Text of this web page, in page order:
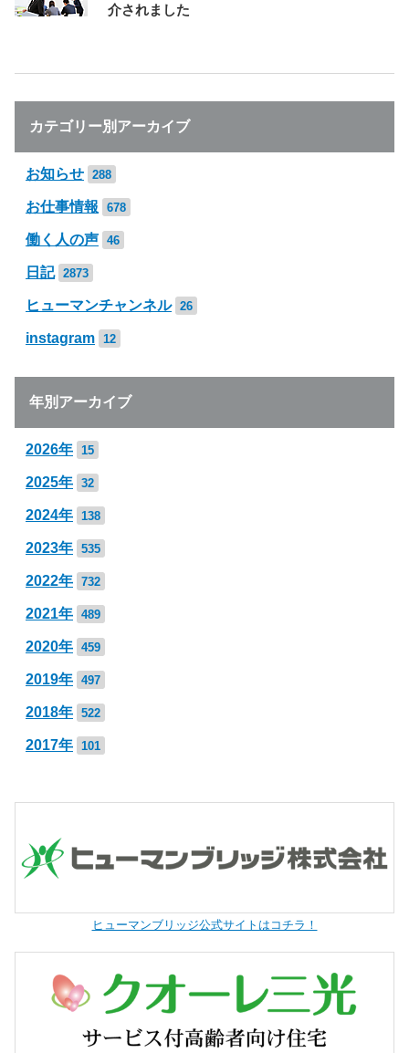
介されました
カテゴリー別アーカイブ
お知らせ 288
お仕事情報 678
働く人の声 46
日記 2873
ヒューマンチャンネル 26
instagram 12
年別アーカイブ
2026年 15
2025年 32
2024年 138
2023年 535
2022年 732
2021年 489
2020年 459
2019年 497
2018年 522
2017年 101
ヒューマンブリッジ公式サイトはコチラ！